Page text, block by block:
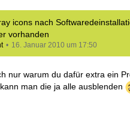
icons nach
vorhanden
16. Januar 2010 um 17:50
nur warum du dafür extra ein
man die ja alle ausblenden